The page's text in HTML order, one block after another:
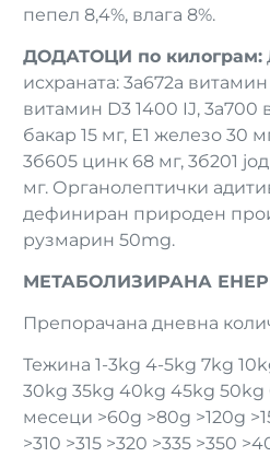
пепел 8,4%, влага 8%.
ДОДАТОЦИ по килограм:
исхраната: 3a672a витамин
витамин D3 1400 IJ, 3а700
бакар 15 мг, Е1 железо 30
3б605 цинк 68 мг, 3б201
мг. Органолептички
дефиниран природен
рузмарин 50mg.
МЕТАБОЛИЗИРАНА
Препорачана дневна
Тежина 1-3kg 4-5kg 7kg
30kg 35kg 40kg 45kg 50kg
месеци >60g >80g >120g
>310 >315 >320 >335 >350